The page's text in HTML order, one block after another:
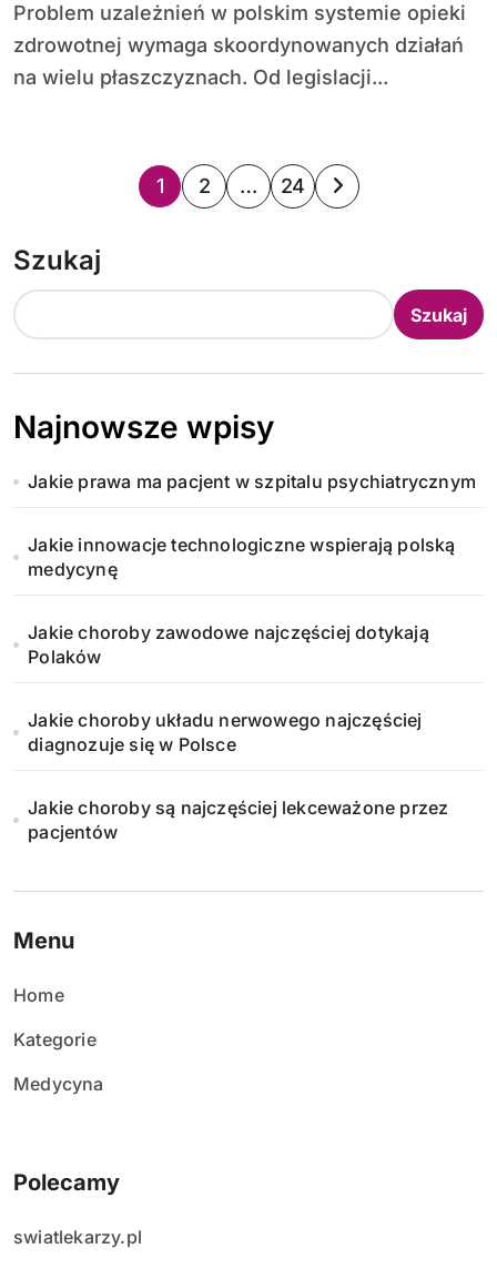
Problem uzależnień w polskim systemie opieki
zdrowotnej wymaga skoordynowanych działań
na wielu płaszczyznach. Od legislacji...
S
n
i
o
w
a
n
i
e
w
p
1 2 … 24
Szukaj
Szukaj
Najnowsze wpisy
Jakie prawa ma pacjent w szpitalu psychiatrycznym
Jakie innowacje technologiczne wspierają polską
medycynę
Jakie choroby zawodowe najczęściej dotykają
Polaków
Jakie choroby układu nerwowego najczęściej
diagnozuje się w Polsce
Jakie choroby są najczęściej lekceważone przez
pacjentów
Menu
Home
Kategorie
Medycyna
Polecamy
swiatlekarzy.pl